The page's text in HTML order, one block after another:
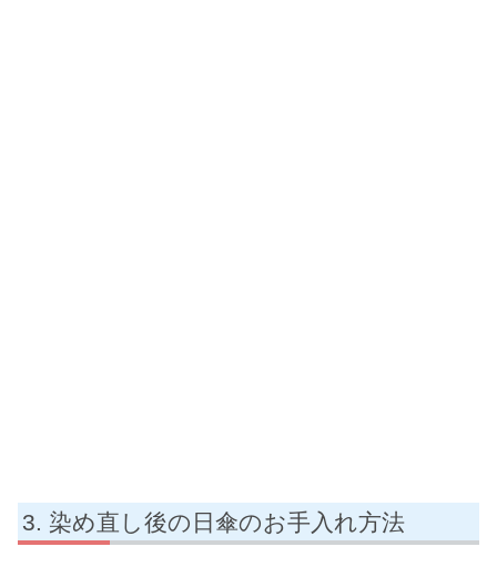
染め直し後の日傘のお手入れ方法